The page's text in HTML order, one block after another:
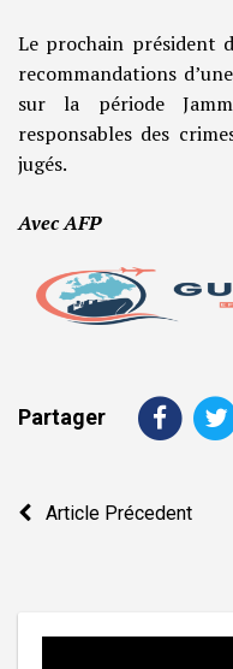
Le prochain président
recommandations
sur la période
responsables des
jugés.
Avec AFP
Partager
Navigation
Article Précedent